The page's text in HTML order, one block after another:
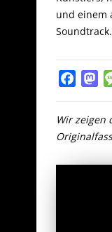
und einem
Soundtrack.
Wir zeigen